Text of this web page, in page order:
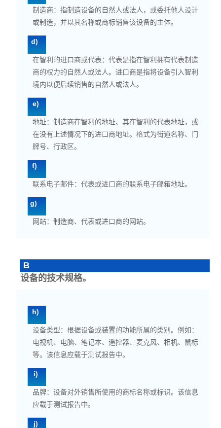
制造商：指制造设备的自然人或法人，或委托他人设计
或制造，并以其名称或商标销售该设备的主体。
d)
在智利的进口商或代表：代表是指在智利拥有代表制造
商的权力的自然人或法人。进口商是指将设备引入智利
境内以便后续销售的自然人或法人。
e)
地址：制造商在智利的地址、其在智利的代表地址，或
在没有上述情况下的进口商地址。格式为街道名称、门
牌号、行政区。
f)
联系电子邮件：代表或进口商的联系电子邮箱地址。
g)
网站：制造商、代表或进口商的网站。
B
设备的技术规格。
h)
设备类型：根据设备或装置的功能所属的类别。例如：
电视机、电脑、笔记本、遥控器、麦克风、相机、鼠标
等。该信息应载于测试报告中。
i)
品牌：设备对外销售所使用的商标名称或标识。该信息
应载于测试报告中。
j)